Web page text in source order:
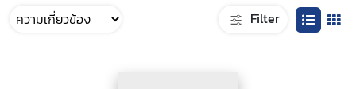
Filter